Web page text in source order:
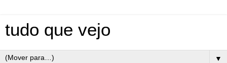
tudo que vejo
▼